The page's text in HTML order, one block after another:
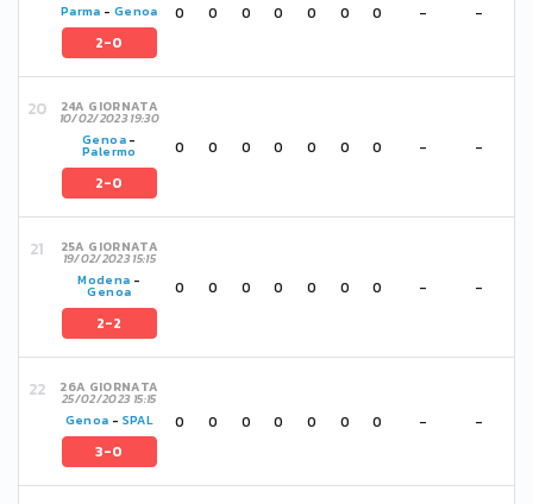
Parma - Genoa
2-0
0 0 0 0 0 0 0 - -
24A GIORNATA
10/02/2023 19:30
Genoa-
Palermo
2-0
0 0 0 0 0 0 0 - -
25A GIORNATA
19/02/2023 15:15
Modena -
Genoa
2-2
0 0 0 0 0 0 0 - -
26A GIORNATA
25/02/2023 15:15
Genoa - SPAL
3-0
0 0 0 0 0 0 0 - -